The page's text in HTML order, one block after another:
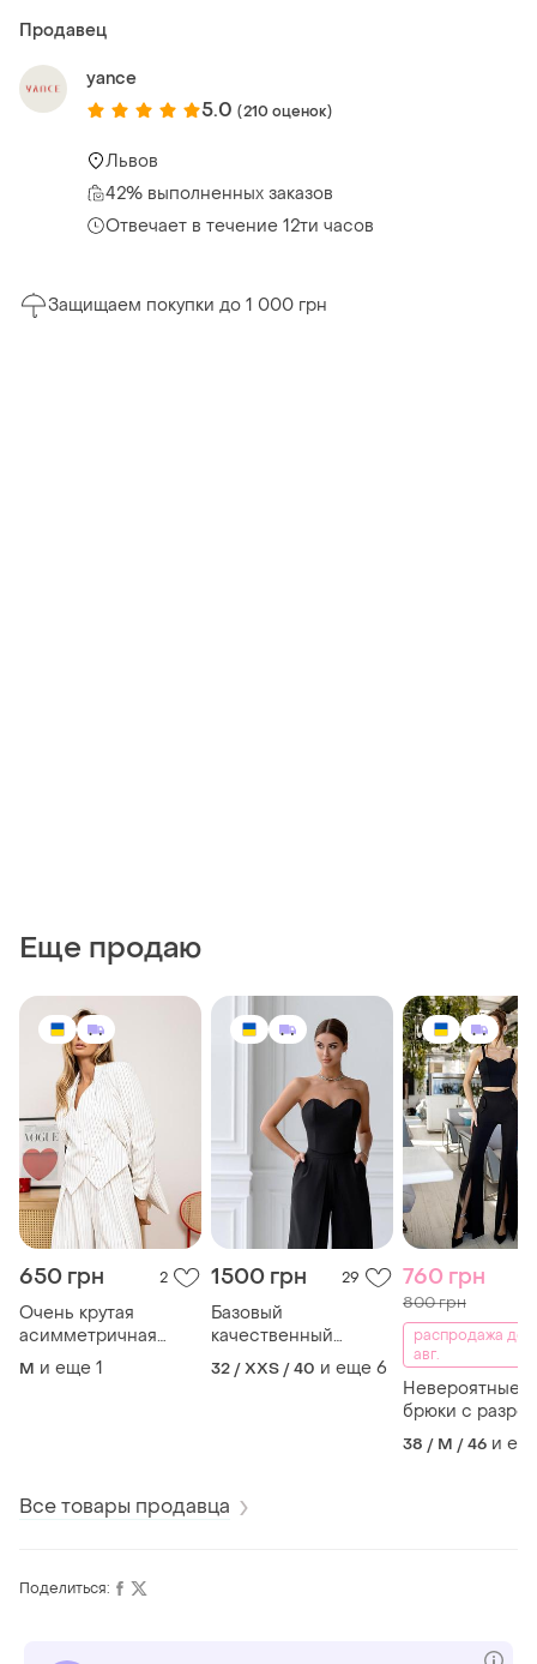
Продавец
yance
5.0 (210 оценок)
Львов
42% выполненных заказов
Отвечает в течение 12ти часов
Защищаем покупки до 1 000 грн
Еще продаю
650 грн 2
Очень крутая
асимметричная
жилетка
M и еще 1
1500 грн 29
Базовый
качественный
корсет
32 / XXS / 40 и еще 6
760 грн
800 грн
распродажа до
авг.
Невероятные
брюки с
38 / M / 46 и
Все товары продавца
Поделиться: